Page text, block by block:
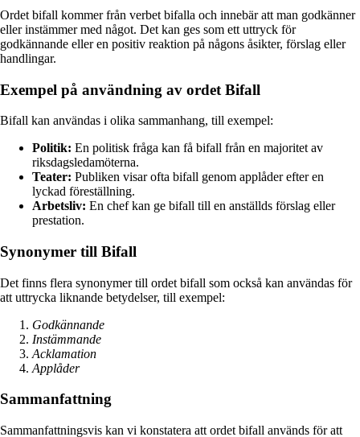
Ordet bifall kommer från verbet bifalla och innebär att man godkänner
eller instämmer med något. Det kan ges som ett uttryck för
godkännande eller en positiv reaktion på någons åsikter, förslag eller
handlingar.
Exempel på användning av ordet Bifall
Bifall kan användas i olika sammanhang, till exempel:
Politik: En politisk fråga kan få bifall från en majoritet av
riksdagsledamöterna.
Teater: Publiken visar ofta bifall genom applåder efter en
lyckad föreställning.
Arbetsliv: En chef kan ge bifall till en anställds förslag eller
prestation.
Synonymer till Bifall
Det finns flera synonymer till ordet bifall som också kan användas för
att uttrycka liknande betydelser, till exempel:
Godkännande
Instämmande
Acklamation
Applåder
Sammanfattning
Sammanfattningsvis kan vi konstatera att ordet bifall används för att